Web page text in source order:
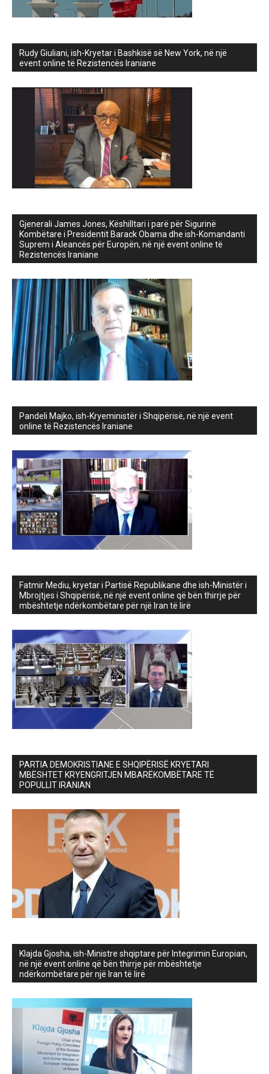
Rudy Giuliani, ish-Kryetar i Bashkisë së New York, në një
event online të Rezistencës Iraniane
Gjenerali James Jones, Këshilltari i parë për Sigurinë
Kombëtare i Presidentit Barack Obama dhe ish-Komandanti
Suprem i Aleancës për Europën, në një event online të
Rezistencës Iraniane
Pandeli Majko, ish-Kryeministër i Shqipërisë, në një event
online të Rezistencës Iraniane
Fatmir Mediu, kryetar i Partisë Republikane dhe ish-Ministër i
Mbrojtjes i Shqipërisë, në një event online që bën thirrje për
mbështetje ndërkombëtare për një Iran të lirë
PARTIA DEMOKRISTIANE E SHQIPËRISË KRYETARI
MBËSHTET KRYENGRITJEN MBARËKOMBËTARE TË
POPULLIT IRANIAN
Klajda Gjosha, ish-Ministre shqiptare për Integrimin Europian,
në një event online që bën thirrje për mbështetje
ndërkombëtare për një Iran të lirë